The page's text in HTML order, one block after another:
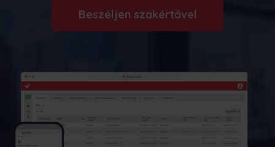
Beszéljen szakértővel